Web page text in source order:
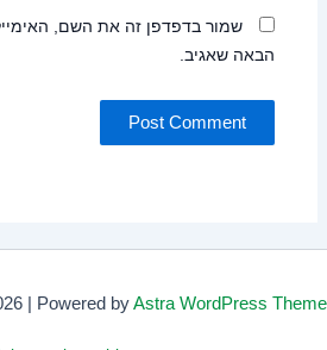
שמור בדפדפן זה את השם,
הבאה שאגיב.
| Powered byAstra WordPress Theme